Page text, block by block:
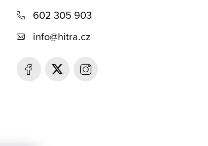
602 305 903
info@hitra.cz